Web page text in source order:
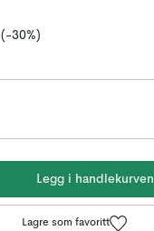
(-30%)
Legg i handlekurven
Lagre som favoritt